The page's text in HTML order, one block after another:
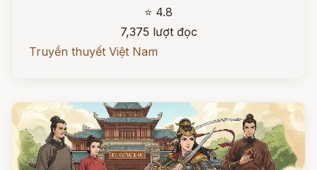
⭐ 4.8
7,375 lượt đọc
Truyền thuyết Việt Nam